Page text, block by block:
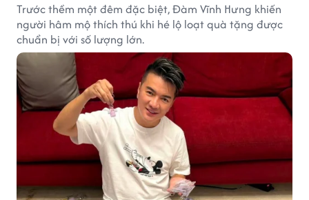
Trước thềm một đêm đặc biệt, Đàm Vĩnh Hưng khiến
người hâm mộ thích thú khi hé lộ loạt quà tặng được
chuẩn bị với số lượng lớn.